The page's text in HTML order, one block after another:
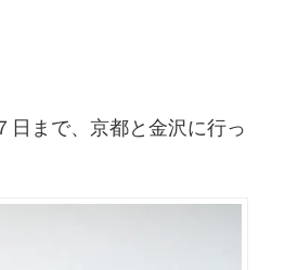
日まで、京都と金沢に行っ